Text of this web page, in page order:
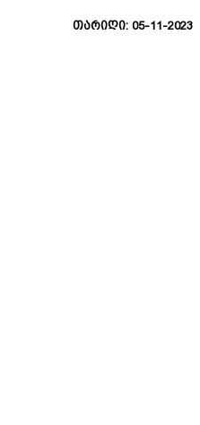
თარიღი: 05-11-2023